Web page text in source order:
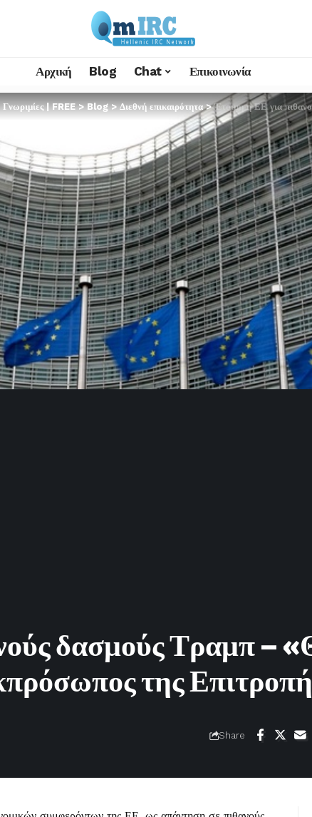
Αρχική Blog Chat Επικοινωνία
| FREE>Blog>Διεθνή επικαιρότητα>Έτοιμη η ΕΕ για πιθανούς
δασμούς Τραμπ –
της
Share